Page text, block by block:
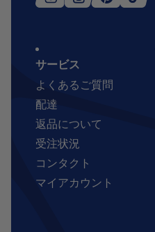
サービス
よくあるご質問
配達
返品について
受注状況
コンタクト
マイアカウント